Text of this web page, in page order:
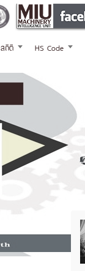
สถิติ HS Code